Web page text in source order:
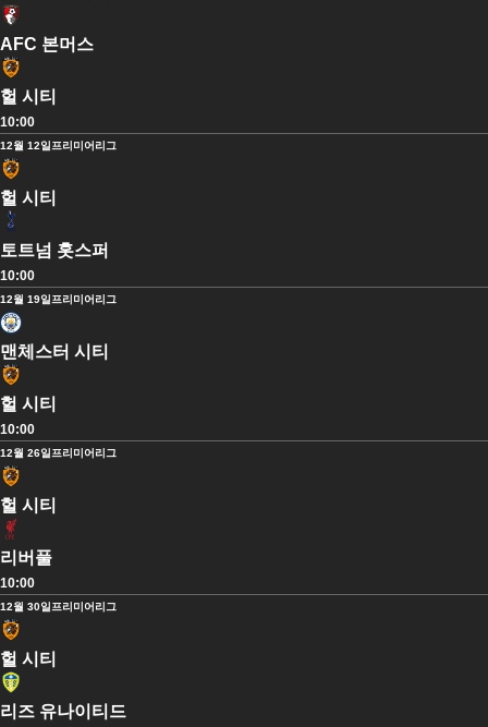
AFC 본머스
헐 시티
10:00
12월 12일프리미어리그
헐 시티
토트넘 홋스퍼
10:00
12월 19일프리미어리그
맨체스터 시티
헐 시티
10:00
12월 26일프리미어리그
헐 시티
리버풀
10:00
12월 30일프리미어리그
헐 시티
리즈 유나이티드